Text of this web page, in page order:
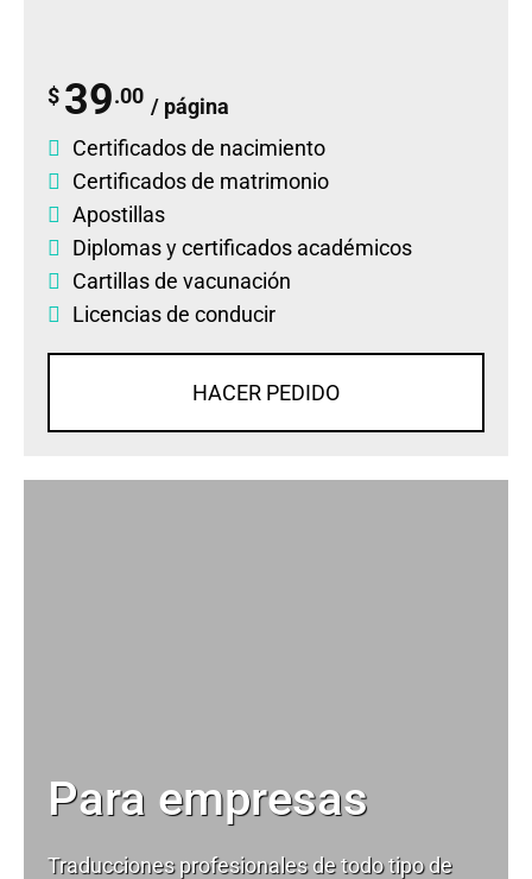
$ 39.00 / página
Certificados de nacimiento
Certificados de matrimonio
Apostillas
Diplomasycertificados académicos
Cartillas de vacunación
Licencias de conducir
HACER PEDIDO
Para empresas
Traducciones profesionales de todo tipo de